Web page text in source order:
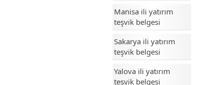
Hakkari
Hatay
Iğdır
Isparta
Manisa ili yatırım
teşvik belgesi
Sakarya ili yatırım
teşvik belgesi
Yalova ili yatırım
teşvik belgesi